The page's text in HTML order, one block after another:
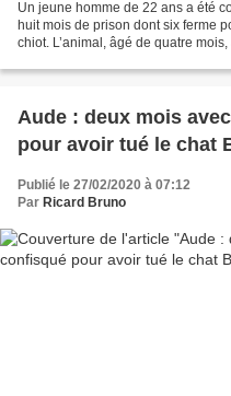
Un jeune homme de 22 ans a été
huit mois de prison dont six ferme
chiot. L’animal, âgé de quatre
Aude : deux mois
pour avoir tué le chat
Publié le 27/02/2020 à 07:12
Par Ricard Bruno